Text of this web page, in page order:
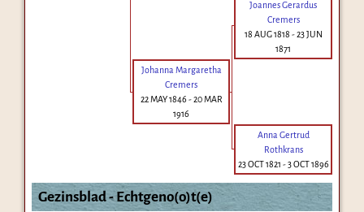
Joannes Gerardus
Cremers
18 AUG 1818 -23 JUN
1871
Johanna Margaretha
Cremers
22 MAY 1846 -20 MAR
1916
Anna Gertrud
Rothkrans
23 OCT 1821 -3 OCT 1896
Gezinsblad - Echtgeno(o)t(e)